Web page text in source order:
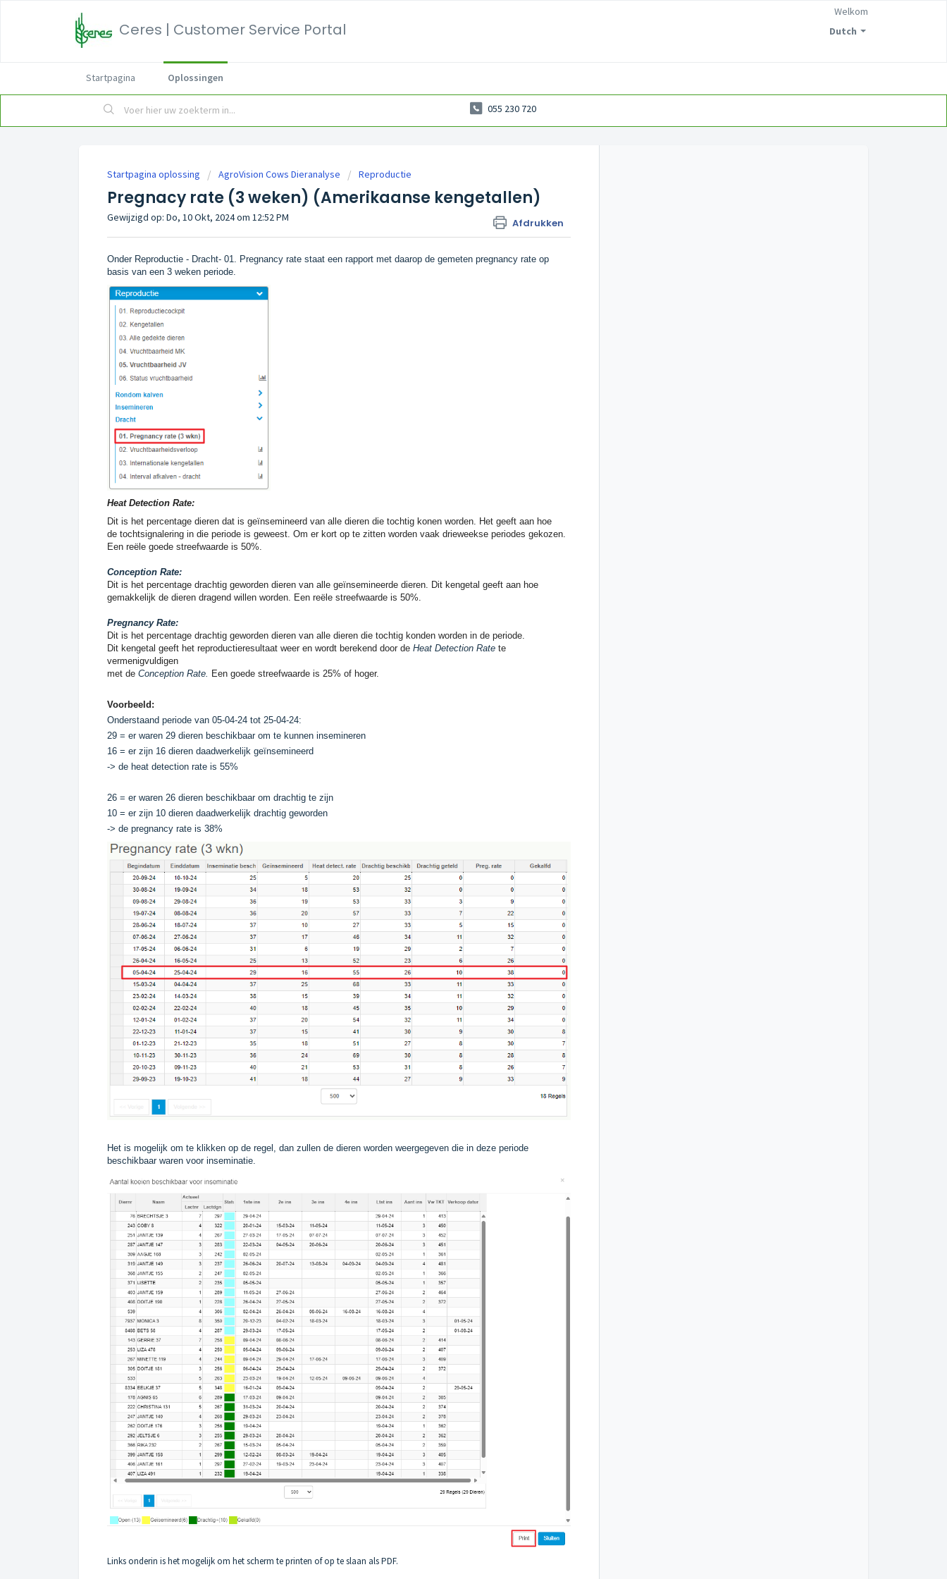
Ceres | Customer Service Portal Dutch
Welkom
Startpagina Oplossingen
055 230 720
Startpagina oplossing AgroVision Cows Dieranalyse Reproductie
Pregnacy rate (3 weken) (Amerikaanse kengetallen)
Afdrukken
Gewijzigd op: Do, 10 Okt, 2024 om 12:52 PM
Onder Reproductie - Dracht- 01. Pregnancy rate staat een rapport met daarop de gemeten pregnancy rate op
basis van een 3 weken periode.
Heat Detection Rate:
Dit is het percentage dieren dat is geïnsemineerd van alle dieren die tochtig konen worden. Het geeft aan hoe
de tochtsignalering in die periode is geweest. Om er kort op te zitten worden vaak drieweekse periodes gekozen.
Een reële goede streefwaarde is 50%.
Conception Rate:
Dit is het percentage drachtig geworden dieren van alle geïnsemineerde dieren. Dit kengetal geeft aan hoe
gemakkelijk de dieren dragend willen worden. Een reële streefwaarde is 50%.
Pregnancy Rate:
Dit is het percentage drachtig geworden dieren van alle dieren die tochtig konden worden in de periode.
Dit kengetal geeft het reproductieresultaat weer en wordt berekend door de Heat Detection Rate te
vermenigvuldigen
met de Conception Rate. Een goede streefwaarde is 25% of hoger.
Voorbeeld:
Onderstaand periode van 05-04-24 tot 25-04-24:
29 = er waren 29 dieren beschikbaar om te kunnen insemineren
16 = er zijn 16 dieren daadwerkelijk geïnsemineerd
-> de heat detection rate is 55%
26 = er waren 26 dieren beschikbaar om drachtig te zijn
10 = er zijn 10 dieren daadwerkelijk drachtig geworden
-> de pregnancy rate is 38%
Het is mogelijk om te klikken op de regel, dan zullen de dieren worden weergegeven die in deze periode
beschikbaar waren voor inseminatie.
Links onderin is het mogelijk om het scherm te printen of op te slaan als PDF.